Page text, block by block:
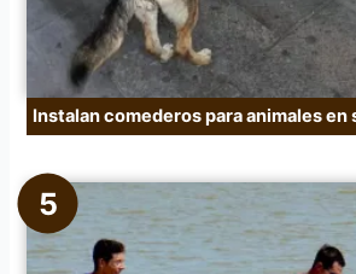
Instalan comederos para animales